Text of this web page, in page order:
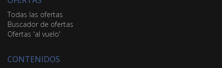
Todas las ofertas
Buscador de ofertas
Ofertas 'al vuelo'
CONTENIDOS